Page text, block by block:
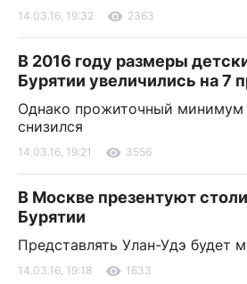
14.03.16, 19:32 2363
В 2016 году размеры
Бурятии увеличились на 7
Однако прожиточный минимум
снизился
14.03.16, 19:21 3556
В Москве презентуют
Бурятии
Представлять Улан-Удэ будет
14.03.16, 19:18 1633